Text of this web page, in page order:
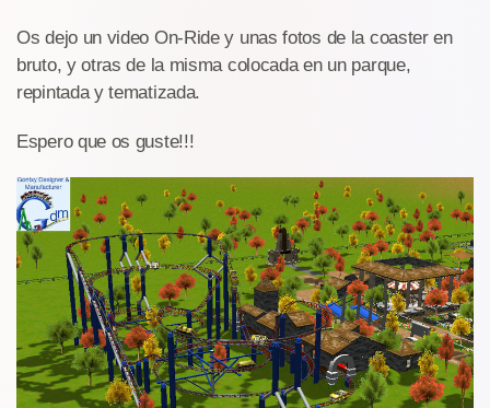
Os dejo un video On-Ride y unas fotos de la coaster en
bruto, y otras de la misma colocada en un parque,
repintada y tematizada.
Espero que os guste!!!